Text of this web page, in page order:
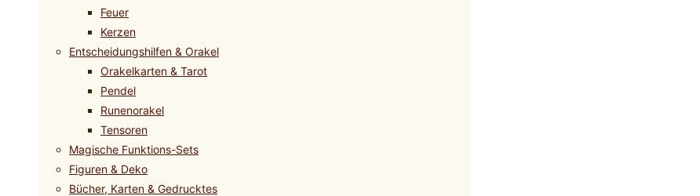
Feuer
Kerzen
Entscheidungshilfen & Orakel
Orakelkarten & Tarot
Pendel
Runenorakel
Tensoren
Magische Funktions-Sets
Figuren & Deko
Bücher, Karten & Gedrucktes